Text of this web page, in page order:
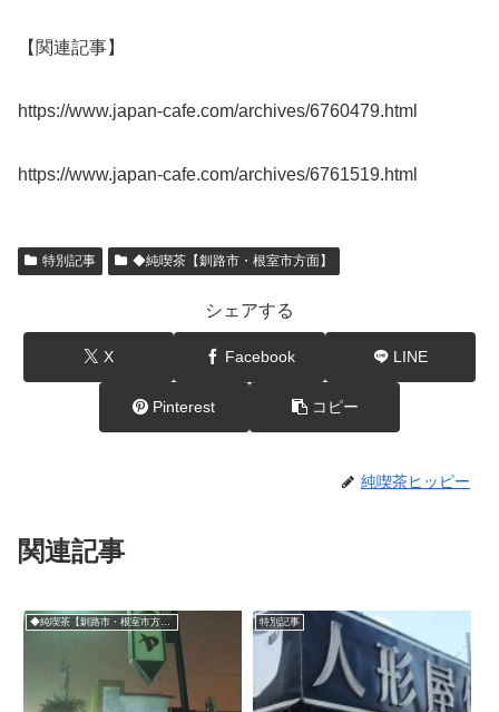
【関連記事】
https://www.japan-cafe.com/archives/6760479.html
https://www.japan-cafe.com/archives/6761519.html
特別記事 ◆純喫茶【釧路市・根室市方面】
シェアする
X Facebook LINE
Pinterest コピー
純喫茶ヒッピー
関連記事
特別記事